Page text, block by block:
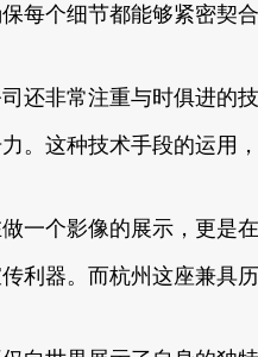
每个细节都能够紧密契
还非常注重与时俱进的
。这种技术手段的运用
一个影像的展示，更是
利器。而杭州这座兼具